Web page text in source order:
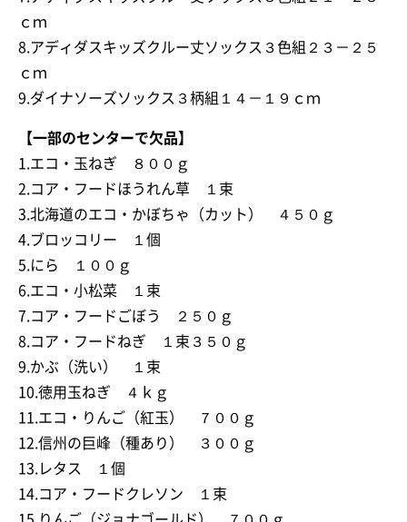
ｃｍ
8.アディダスキッズクルー丈ソックス３色組２３－２５
ｃｍ
9.ダイナソーズソックス３柄組１４－１９ｃｍ
【一部のセンターで欠品】
1.エコ・玉ねぎ ８００ｇ
2.コア・フードほうれん草 １束
3.北海道のエコ・かぼちゃ（カット） ４５０ｇ
4.ブロッコリー １個
5.にら １００ｇ
6.エコ・小松菜 １束
7.コア・フードごぼう ２５０ｇ
8.コア・フードねぎ １束３５０ｇ
9.かぶ（洗い） １束
10.徳用玉ねぎ ４ｋｇ
11.エコ・りんご（紅玉） ７００ｇ
12.信州の巨峰（種あり） ３００ｇ
13.レタス １個
14.コア・フードクレソン １束